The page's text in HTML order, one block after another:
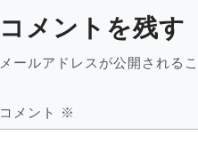
ゲ
ー
シ
コメントを残す
メールアドレスが公開される
コメント ※